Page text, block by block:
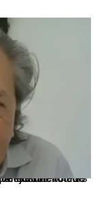
conforme al procedimiento establecido.